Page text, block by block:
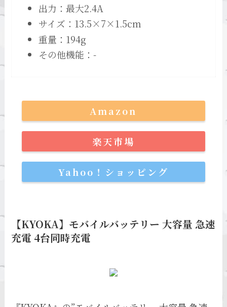
出力：最大2.4A
サイズ：13.5×7×1.5cm
重量：194g
その他機能：-
Amazon
楽天市場
Yahoo！ショッピング
【KYOKA】モバイルバッテリー 大容量 急速
充電 4台同時充電